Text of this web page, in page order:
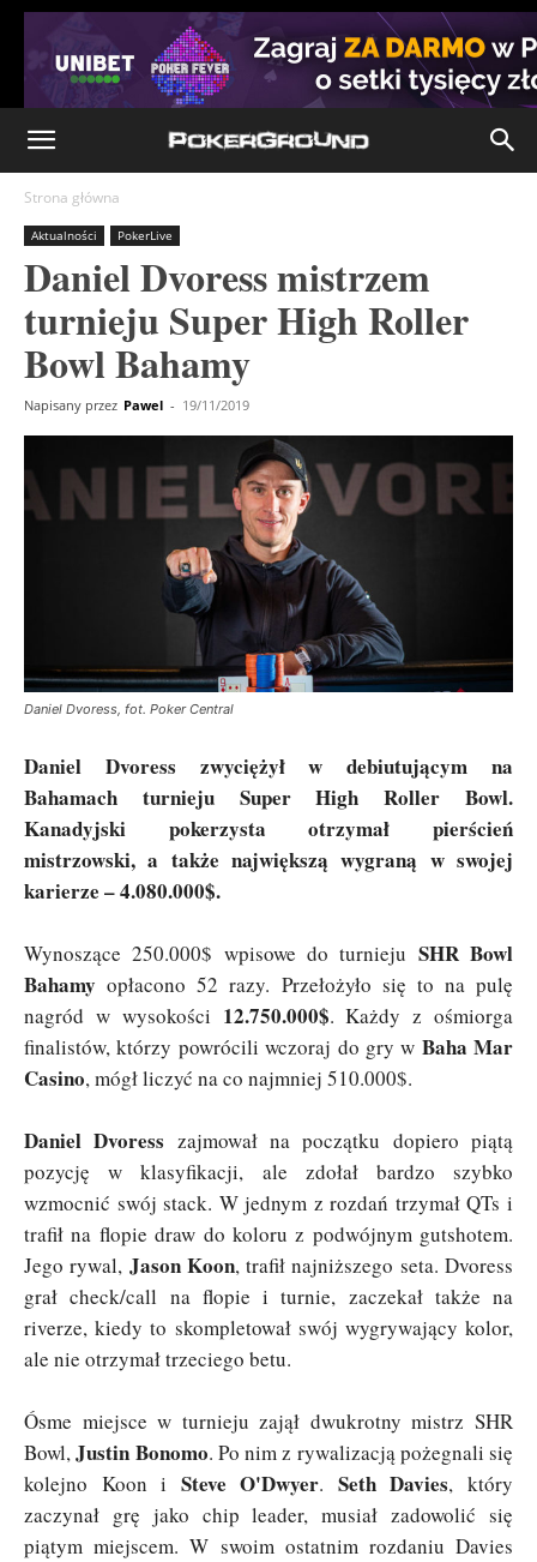
Strona główna
Aktualności PokerLive
Daniel Dvoress mistrzem
turnieju Super High Roller
Bowl Bahamy
Napisany przez Pawel - 19/11/2019
Daniel Dvoress, fot. Poker Central
Daniel Dvoress zwyciężył w debiutującym na
Bahamach turnieju Super High Roller Bowl.
Kanadyjski pokerzysta otrzymał pierścień
mistrzowski, a także największą wygraną w swojej
karierze – 4.080.000$.
Wynoszące 250.000$ wpisowe do turnieju SHR Bowl
Bahamy opłacono 52 razy. Przełożyło się to na pulę
nagród w wysokości 12.750.000$. Każdy z ośmiorga
finalistów, którzy powrócili wczoraj do gry w Baha Mar
Casino, mógł liczyć na co najmniej 510.000$.
Daniel Dvoress zajmował na początku dopiero piątą
pozycję w klasyfikacji, ale zdołał bardzo szybko
wzmocnić swój stack. W jednym z rozdań trzymał QTs i
trafił na flopie draw do koloru z podwójnym gutshotem.
Jego rywal, Jason Koon, trafił najniższego seta. Dvoress
grał check/call na flopie i turnie, zaczekał także na
riverze, kiedy to skompletował swój wygrywający kolor,
ale nie otrzymał trzeciego betu.
Ósme miejsce w turnieju zajął dwukrotny mistrz SHR
Bowl,Justin Bonomo. Po nim z rywalizacją pożegnali się
kolejno Koon i Steve O'Dwyer. Seth Davies, który
zaczynał grę jako chip leader, musiał zadowolić się
piątym miejscem. W swoim ostatnim rozdaniu Davies